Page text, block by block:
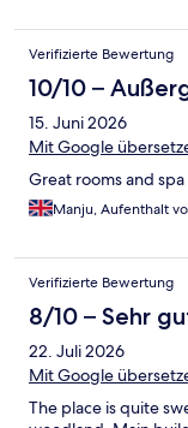
Verifizierte Bewertung
10/10 –
15. Juni 2026
Mit Google
Great rooms and
Manju, Aufenthalt
Verifizierte Bewertung
8/10 – Sehr
22. Juli 2026
Mit Google
The place is quite